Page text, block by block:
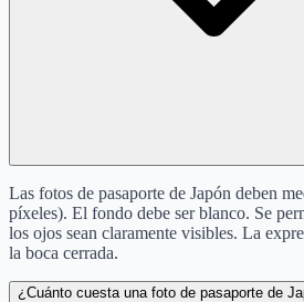
Las fotos de pasaporte de Japón deben
píxeles). El fondo debe ser blanco. Se
los ojos sean claramente visibles. La
la boca cerrada.
¿Cuánto cuesta una foto de pasaporte de